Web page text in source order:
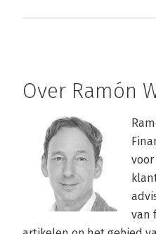
Over Ramón
van